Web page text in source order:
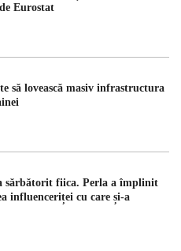
Eurostat
să lovească masiv infrastructura
sărbătorit fiica. Perla a împlinit
influenceriței cu care și-a